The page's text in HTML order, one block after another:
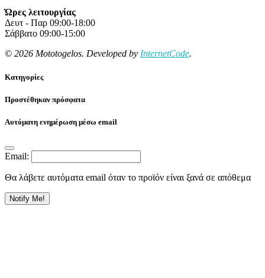
Ώρες λειτουργίας
Δευτ - Παρ 09:00-18:00
Σάββατο 09:00-15:00
© 2026 Mototogelos. Developed by InternetCode.
Κατηγορίες
Προστέθηκαν πρόσφατα
Αυτόματη ενημέρωση μέσω email
Email:
Θα λάβετε αυτόματα email όταν το προϊόν είναι ξανά σε απόθεμα
Notify Me!